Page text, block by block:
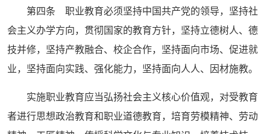
第四条 职业教育必须坚持中国共产党的领导，坚持社
会主义办学方向，贯彻国家的教育方针，坚持立德树人、德
技并修，坚持产教融合、校企合作，坚持面向市场、促进就
业，坚持面向实践、强化能力，坚持面向人人、因材施教。
实施职业教育应当弘扬社会主义核心价值观，对受教育
者进行思想政治教育和职业道德教育，培育劳模精神、劳动